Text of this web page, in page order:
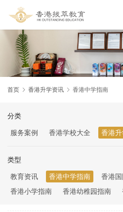
首页 香港升学资讯 香港中学指南
分类
服务案例
香港学校大全 香港
类型
教育资讯
香港中学指南
香港
香港小学指南
香港幼稚园指南